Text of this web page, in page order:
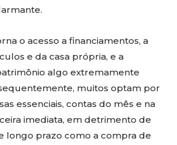
o acesso a financiamentos, a
e da casa própria, e a
algo extremamente
muitos optam por
essenciais, contas do mês e na
imediata, em detrimento de
longo prazo como a compra de